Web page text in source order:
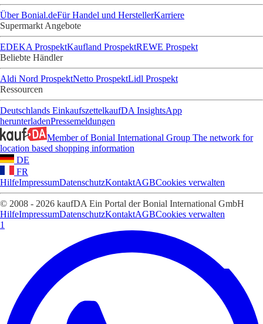
Über Bonial.deFür Handel und HerstellerKarriere
Supermarkt Angebote
EDEKA ProspektKaufland ProspektREWE Prospekt
Beliebte Händler
Aldi Nord ProspektNetto ProspektLidl Prospekt
Ressourcen
Deutschlands EinkaufszettelkaufDA InsightsApp
herunterladenPressemeldungen
Member of Bonial International Group The network for
location based shopping information
DE
FR
HilfeImpressumDatenschutzKontaktAGBCookies verwalten
© 2008 - 2026 kaufDA Ein Portal der Bonial International GmbH
HilfeImpressumDatenschutzKontaktAGBCookies verwalten
1